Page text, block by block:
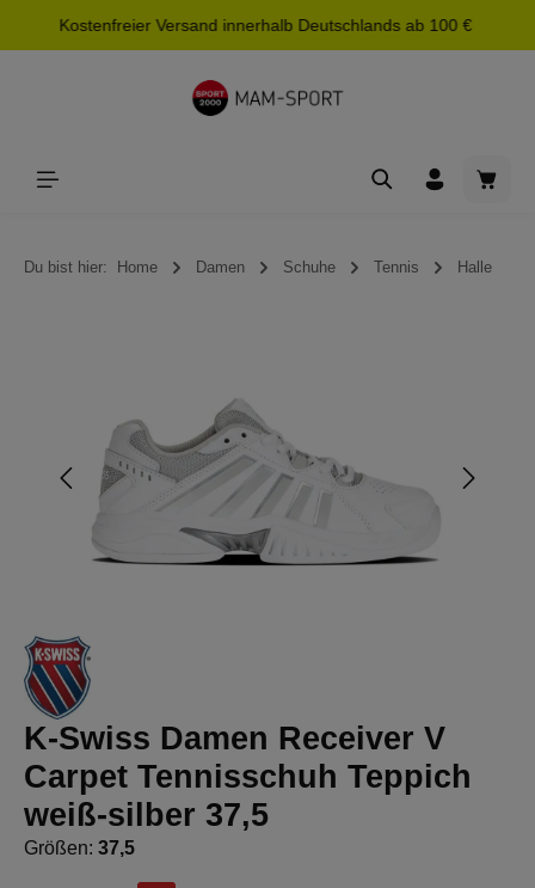
springen
Kostenfreier Versand innerhalb Deutschlands ab 100 €
Du bist hier: Home Damen Schuhe Tennis Halle
K-Swiss Damen Receiver V
Carpet Tennisschuh Teppich
weiß-silber 37,5
Größen: 37,5